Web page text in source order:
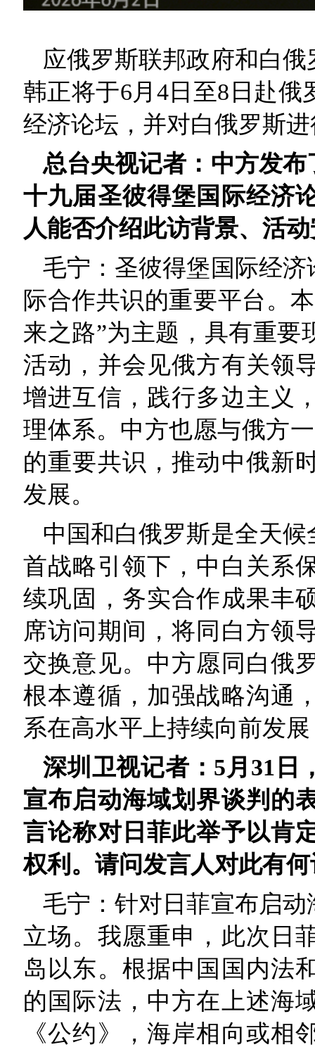
应俄罗斯联邦政府和白
韩正将于6月4日至8日赴
经济论坛，并对白俄罗斯
总台央视记者：中方发
十九届圣彼得堡国际经济
人能否介绍此访背景、活
毛宁：圣彼得堡国际经
际合作共识的重要平台。
来之路”为主题，具有重要
活动，并会见俄方有关领
增进互信，践行多边主义
理体系。中方也愿与俄方
的重要共识，推动中俄新
发展。
中国和白俄罗斯是全天
首战略引领下，中白关系
续巩固，务实合作成果丰
席访问期间，将同白方领
交换意见。中方愿同白俄
根本遵循，加强战略沟通
系在高水平上持续向前发
深圳卫视记者：5月31日
宣布启动海域划界谈判的
言论称对日菲此举予以肯
权利。请问发言人对此有
毛宁：针对日菲宣布启
立场。我愿重申，此次日
岛以东。根据中国国内法
的国际法，中方在上述海
《公约》，海岸相向或相